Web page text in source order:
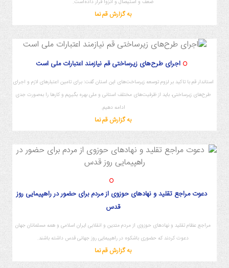
ضعف و استیصال و انزوا قرار داده‌است.
به گزارش قم نما
اجرای طرح‌های زیرساختی قم نیازمند اعتبارات ملی است
استاندار قم با تاکید بر لزوم توسعه زیرساخت‌های این استان گفت: برای تامین اعتبارهای لازم و اجرای
طرح‌های زیرساختی، باید از ظرفیت‌های مختلف استانی و ملی بهره بگیریم و کارها را به‌صورت جدی
ادامه دهیم.
به گزارش قم نما
دعوت مراجع تقلید و نهادهای حوزوی از مردم برای حضور در راهپیمایی روز
قدس
مراجع عظام تقلید و نهادهای حوزوی از مردم متدین و انقلابی ایران اسلامی و همه مسلمانان جهان
دعوت کردند که حضوری باشکوه در راهپیمایی روز جهانی قدس داشته باشند.
به گزارش قم نما